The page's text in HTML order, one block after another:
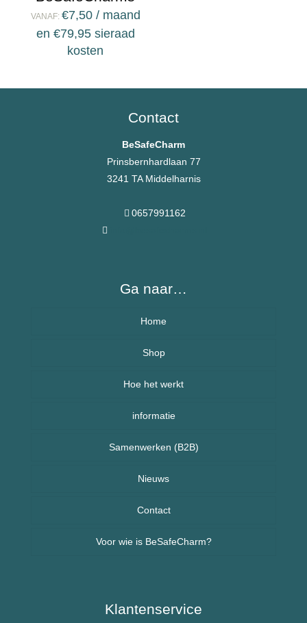
VANAF: €7,50 / maand
en €79,95sieraad
kosten
Contact
BeSafeCharm
Prinsbernhardlaan 77
3241 TA Middelharnis
0657991162
Ga naar…
Home
Over BeSafeCharm – ons verhaal
Shop
Armbanden
Kettingen
Kinderen
Sport sieraden
Hoe het werkt
informatie
Veelgestelde vragen (FAQ) – BeSafeCharm
Retourneren & herroepingsrecht
Samenwerken (B2B)
Nieuws
Nieuws uit Nederland
Nieuws uit Spanje
Contact
Voor wie is BeSafeCharm?
Diabetes / Suikerziekte
Klantenservice